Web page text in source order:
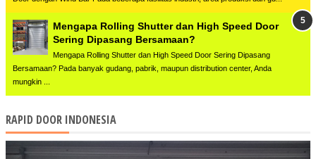
Mengapa Rolling Shutter dan High Speed Door
Sering Dipasang Bersamaan?
Mengapa Rolling Shutter dan High Speed Door Sering Dipasang
Bersamaan? Pada banyak gudang, pabrik, maupun distribution center, Anda
mungkin ...
RAPID DOOR INDONESIA